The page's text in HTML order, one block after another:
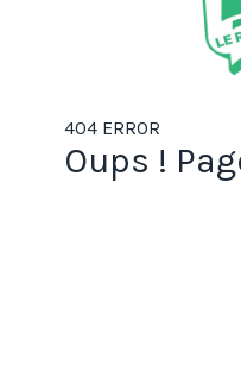
404 ERROR
Oups !